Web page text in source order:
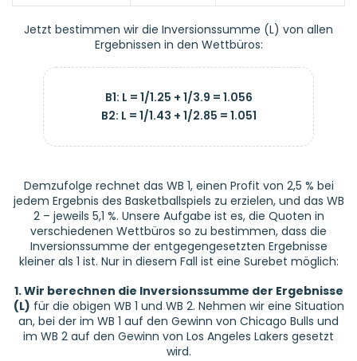
Jetzt bestimmen wir die Inversionssumme (L) von allen
Ergebnissen in den Wettbüros:
B1: L = 1/1.25 + 1/3.9 = 1.056
B2: L = 1/1.43 + 1/2.85 = 1.051
Demzufolge rechnet das WB 1, einen Profit von 2,5 % bei
jedem Ergebnis des Basketballspiels zu erzielen, und das WB
2 – jeweils 5,1 %. Unsere Aufgabe ist es, die Quoten in
verschiedenen Wettbüros so zu bestimmen, dass die
Inversionssumme der entgegengesetzten Ergebnisse
kleiner als 1 ist. Nur in diesem Fall ist eine Surebet möglich:
1. Wir berechnen die Inversionssumme der Ergebnisse
(L) für die obigen WB 1 und WB 2. Nehmen wir eine Situation
an, bei der im WB 1 auf den Gewinn von Chicago Bulls und
im WB 2 auf den Gewinn von Los Angeles Lakers gesetzt
wird.